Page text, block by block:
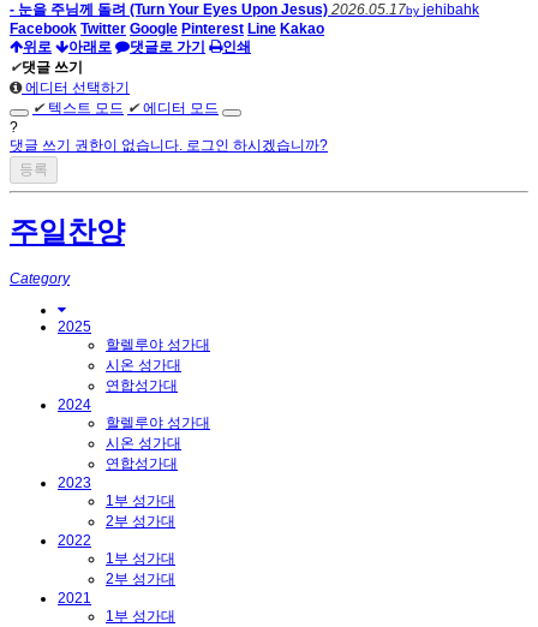
- 눈을 주님께 돌려 (Turn Your Eyes Upon Jesus) 2026.05.17by jehibahk
Facebook Twitter Google Pinterest Line Kakao
위로
아래로 댓글로 가기
인쇄
✔댓글 쓰기
에디터 선택하기
✔ 텍스트 모드 ✔에디터 모드
?
댓글 쓰기 권한이 없습니다. 로그인 하시겠습니까?
주일찬양
Category
2025
할렐루야 성가대
시온 성가대
연합성가대
2024
할렐루야 성가대
시온 성가대
연합성가대
2023
1부 성가대
2부 성가대
2022
1부 성가대
2부 성가대
2021
1부 성가대